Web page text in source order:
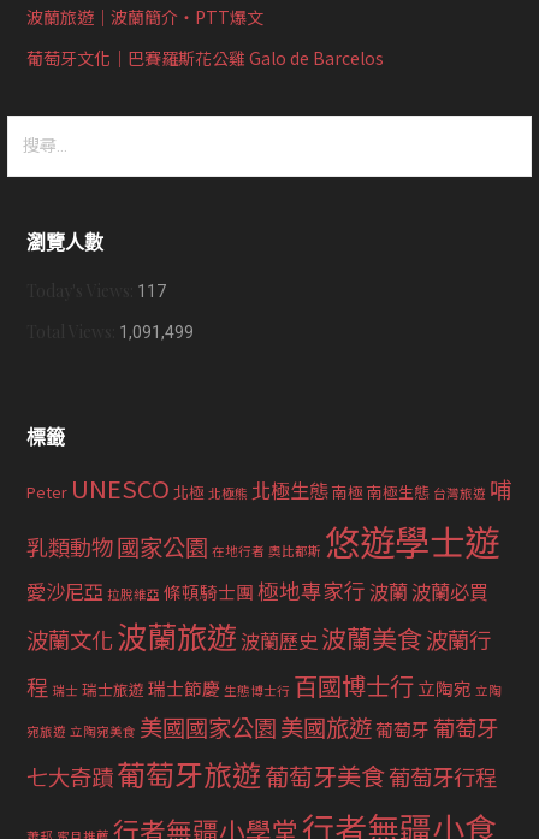
波蘭旅遊｜波蘭簡介‧PTT爆文
葡萄牙文化｜巴賽羅斯花公雞 Galo de Barcelos
瀏覽人數
117
1,091,499
標籤
Peter UNESCO 北極 北極熊 北極生態南極 南極生態 台灣旅遊 哺
乳類動物國家公園 在地行者 奧比都斯 悠遊學士遊
愛沙尼亞 拉脫維亞 條頓騎士團 極地專家行 波蘭波蘭必買
波蘭文化波蘭旅遊 波蘭歷史波蘭美食波蘭行
程 瑞士 瑞士旅遊 瑞士節慶 生態博士行 百國博士行立陶宛 立陶
宛旅遊 立陶宛美食 美國國家公園美國旅遊葡萄牙 葡萄牙
七大奇蹟葡萄牙旅遊葡萄牙美食葡萄牙行程
行者無疆小學堂行者無疆小食